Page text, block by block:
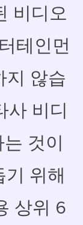
비디오
테인먼
지 않습
사 비디
것이
위해
상위 6